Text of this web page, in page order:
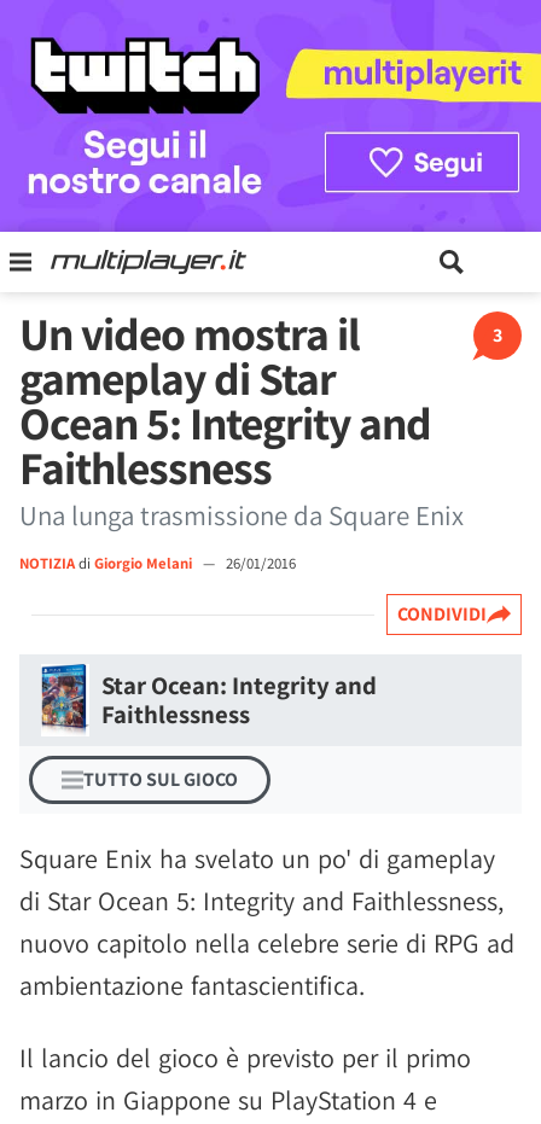
3
Un video mostra il
gameplay di Star
Ocean 5: Integrity and
Faithlessness
Una lunga trasmissione da Square Enix
NOTIZIAdi Giorgio Melani — 26/01/2016
CONDIVIDI
Star Ocean: Integrity and
Faithlessness
TUTTO SUL GIOCO
Square Enix ha svelato un po' di gameplay
di Star Ocean 5: Integrity and Faithlessness,
nuovo capitolo nella celebre serie di RPG ad
ambientazione fantascientifica.
Il lancio del gioco è previsto per il primo
marzo in Giappone su PlayStation 4 e